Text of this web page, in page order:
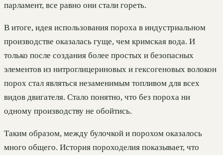
парламент, все равно они стали гореть.
В итоге, идея использования пороха в индустриальном
производстве оказалась гуще, чем кримская вода. И
только после создания более простых и безопасных
элементов из нитроглицериновых и гексогеновых волокон
порох стал являться незаменимым топливом для всех
видов двигателя. Стало понятно, что без пороха ни
одному производству не обойтись.
Таким образом, между булочкой и порохом оказалось
много общего. История пороходелия показывает, что